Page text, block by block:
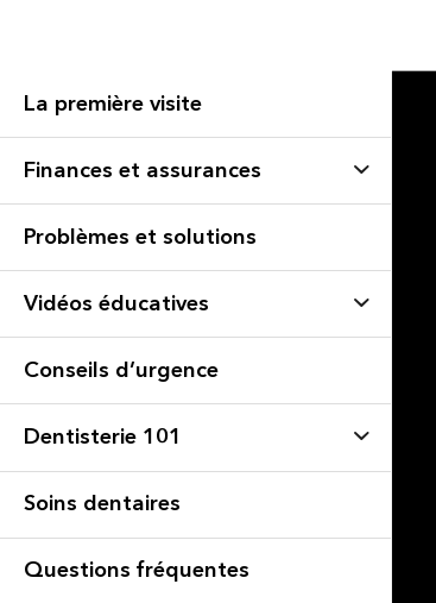
La première visite
Finances et assurances
Problèmes et solutions
Vidéos éducatives
Conseils d’urgence
Dentisterie 101
Soins dentaires
Questions fréquentes